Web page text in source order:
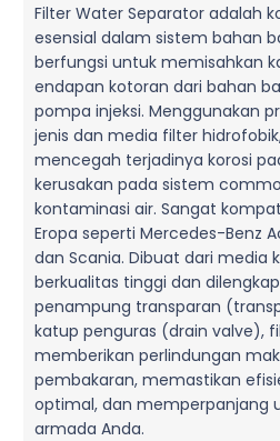
Filter Water Separator adalah
esensial dalam sistem bahan
berfungsi untuk memisahkan
endapan kotoran dari bahan
pompa injeksi. Menggunakan
jenis dan media filter
mencegah terjadinya korosi
kerusakan pada sistem
kontaminasi air. Sangat
Eropa seperti Mercedes-Benz
dan Scania. Dibuat dari media
berkualitas tinggi dan
penampung transparan
katup penguras (drain valve),
memberikan perlindungan
pembakaran, memastikan
optimal, dan memperpanjang
armada Anda.